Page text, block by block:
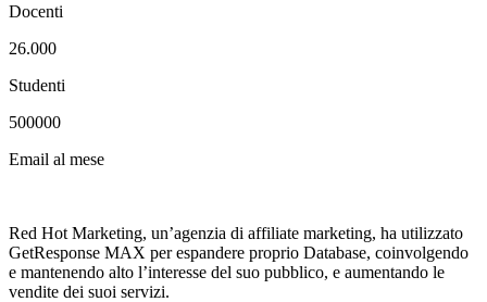
Docenti
26.000
Studenti
500000
Email al mese
Red Hot Marketing, un’agenzia di affiliate marketing, ha utilizzato
GetResponse MAX per espandere proprio Database, coinvolgendo
e mantenendo alto l’interesse del suo pubblico, e aumentando le
vendite dei suoi servizi.